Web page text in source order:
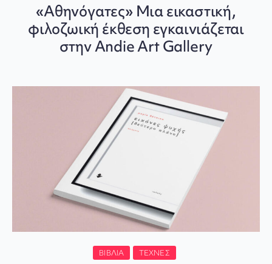
«Αθηνόγατες» Μια εικαστική,
φιλοζωική έκθεση εγκαινιάζεται
στην Andie Art Gallery
ΒΙΒΛΊΑ ΤΈΧΝΕΣ